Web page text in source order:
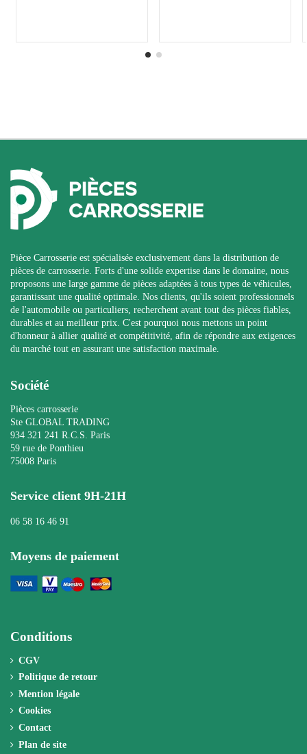
Pièce Carrosserie est spécialisée exclusivement dans la distribution de
pièces de carrosserie. Forts d'une solide expertise dans le domaine, nous
proposons une large gamme de pièces adaptées à tous types de véhicules,
garantissant une qualité optimale. Nos clients, qu'ils soient professionnels
de l'automobile ou particuliers, recherchent avant tout des pièces fiables,
durables et au meilleur prix. C'est pourquoi nous mettons un point
d'honneur à allier qualité et compétitivité, afin de répondre aux exigences
du marché tout en assurant une satisfaction maximale.
Société
Pièces carrosserie
Ste GLOBAL TRADING
934 321 241 R.C.S. Paris
59 rue de Ponthieu
75008 Paris
Service client 9H-21H
06 58 16 46 91
Moyens de paiement
Conditions
CGV
Politique de retour
Mention légale
Cookies
Contact
Plan de site